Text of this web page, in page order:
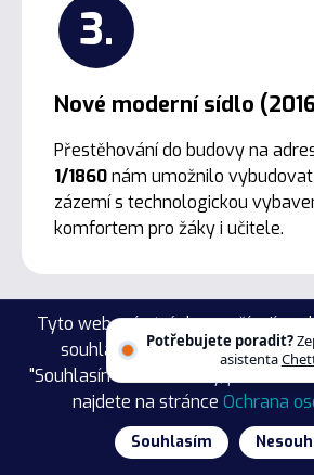
3.
Nové moderní sídlo
Přestěhování do budovy na
1/1860nám umožnilo
zázemí s technologickou
komfortem pro žáky i učitele.
4.
Zavedení NextGen
Tyto webové stránky používají
souhlasíte s jejich použitím,
"Souhlasím" níže. Detaily, jak s
najdete na stránce Ochrana
Potřebujete poradit?
asistenta